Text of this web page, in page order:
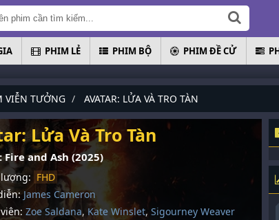
PHIM LẺ PHIM BỘ PHIM ĐỀ CỬ
VIỄN TƯỞNG AVATAR: LỬA VÀ TRO TÀN
Lửa Và Tro Tàn
Fire and Ash (2025)
FHD
James Cameron
Zoe Saldana, Kate Winslet, Sigourney Weaver